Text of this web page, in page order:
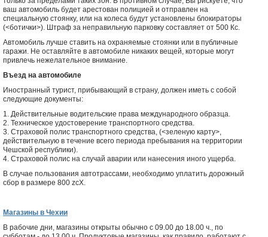
ваш автомобиль будет арестован полицией и отправлен на
специальную стоянку, или на колеса будут установлены блокираторы
(<ботички>). Штраф за неправильную парковку составляет от 500 Кc.
Автомобиль лучше ставить на охраняемые стоянки или в публичные
гаражи. Не оставляйте в автомобиле никаких вещей, которые могут
привлечь нежелательное внимание.
Въезд на автомобиле
Иностранный турист, прибывающий в страну, должен иметь с собой
следующие документы:
1. Действительные водительские права международного образца.
2. Техническое удостоверение транспортного средства.
3. Страховой полис транспортного средства, (<зеленую карту>,
действительную в течение всего периода пребывания на территории
Чешской республики).
4. Страховой полис на случай аварии или нанесения иного ущерба.
В случае пользования автотрассами, необходимо уплатить дорожный
сбор в размере 800 zcX.
Магазины в Чехии
В рабочие дни, магазины открыты обычно с 09.00 до 18.00 ч., по